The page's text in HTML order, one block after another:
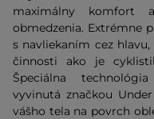
maximálny komfort
obmedzenia. Extrémne
s navliekaním cez
činnosti ako je
Špeciálna
vyvinutá značkou
vášho tela na povrch